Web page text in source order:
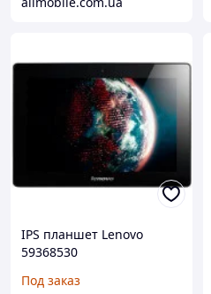
IPS планшет Lenovo
59368530
Под заказ